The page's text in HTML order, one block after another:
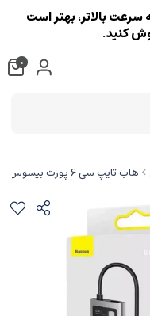
هاب تایپ سی 6 پورت بیسوس Baseus Starjoy 6 Port Type-C Hub Adapter WKWG080013
سرعت بالاتر، بهتر است
کنید.
0